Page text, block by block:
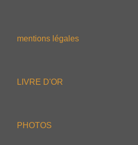
mentions légales
LIVRE D'OR
PHOTOS